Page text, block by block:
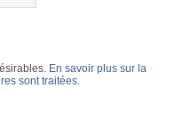
En savoir plus sur la
sont traitées.